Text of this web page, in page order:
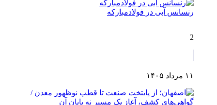
رنسانس آبی در فولادمبارکه
2
۱۱ مرداد ۱۴۰۵